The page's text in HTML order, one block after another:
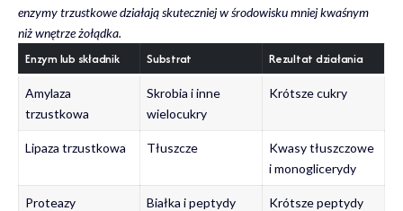
enzymy trzustkowe działają skuteczniej w środowisku mniej kwaśnym
niż wnętrze żołądka.
Enzym lub składnik Substrat Rezultat działania
Amylaza
trzustkowa
Skrobia i inne
wielocukry
Krótsze cukry
Lipaza trzustkowa Tłuszcze
Kwasy tłuszczowe
i monoglicerydy
Proteazy Białka i peptydy
Krótsze peptydy